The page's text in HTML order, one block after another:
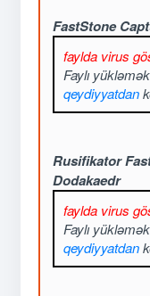
FastStone
faylda virus
Faylı
qeydiyyatdan
Rusifikator
Dodakaedr
faylda virus
Faylı
qeydiyyatdan